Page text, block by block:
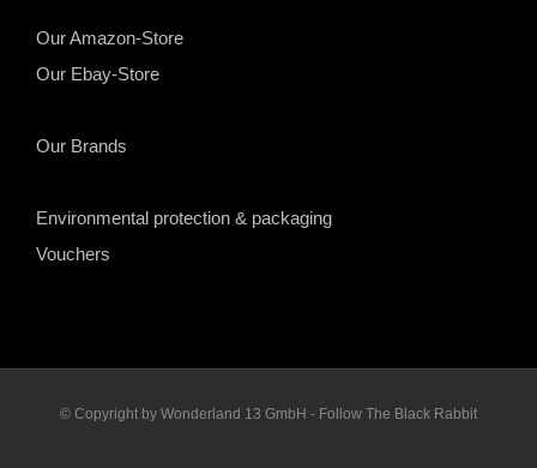
Our Amazon-Store
Our Ebay-Store
Our Brands
Environmental protection & packaging
Vouchers
© Copyright by Wonderland 13 GmbH - Follow The Black Rabbit